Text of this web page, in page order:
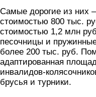
Самые дорогие из них
стоимостью 800 тыс.
стоимостью 1,2 млн
песочницы и
более 200 тыс. руб.
адаптированная
инвалидов-
брусья и турники.